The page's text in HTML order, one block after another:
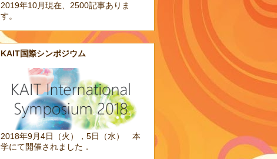
2019年10月現在、2500記事ありま
す。
KAIT国際シンポジウム
2018年9月4日（火），5日（水） 本
学にて開催されました．